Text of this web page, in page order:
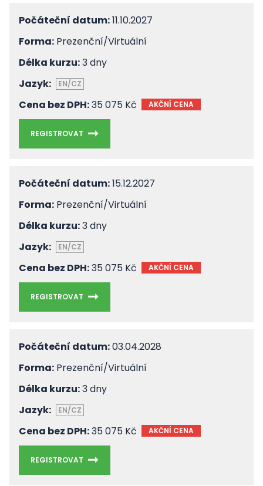
Počáteční datum:11.10.2027
Forma: Prezenční/Virtuální
Délka kurzu:3 dny
Jazyk:
EN/CZ
Cena bez DPH:35 075 Kč AKČNÍ CENA
REGISTROVAT
Počáteční datum:15.12.2027
Forma: Prezenční/Virtuální
Délka kurzu:3 dny
Jazyk:
EN/CZ
Cena bez DPH:35 075 Kč AKČNÍ CENA
REGISTROVAT
Počáteční datum:03.04.2028
Forma: Prezenční/Virtuální
Délka kurzu:3 dny
Jazyk:
EN/CZ
Cena bez DPH:35 075 Kč AKČNÍ CENA
REGISTROVAT